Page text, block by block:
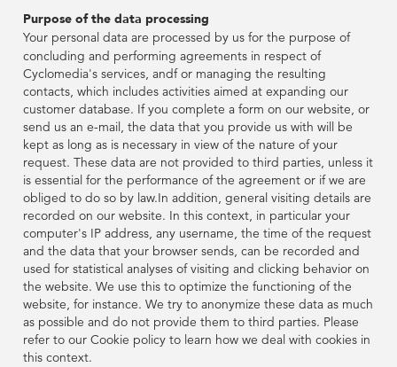
Actualités & Blog
Calendrier Des
Evénements
À Propos De
Nous
Carrières
Calendrier Des
Collectes
Partenaires
Développement
Durable
Connexion
Demander une
démo
Publique
Assurance
Infrastructures
Services Publics &
Energie
Télécommunications
Chaussées Et
Surfaces
Smart City
Évaluation
Fiscale
Sécurité Des
Sécurité Des
Routes
Données
Collectées
Actifs
Street Smart
Intégrations &
API
Purpose of the data processing
Your personal data are processed by us for the purpose of
concluding and performing agreements in respect of
Cyclomedia's services, andf or managing the resulting
contacts, which includes activities aimed at expanding our
customer database. If you complete a form on our website, or
send us an e-mail, the data that you provide us with will be
kept as long as is necessary in view of the nature of your
request. These data are not provided to third parties, unless it
is essential for the performance of the agreement or if we are
obliged to do so by law.In addition, general visiting details are
recorded on our website. In this context, in particular your
computer's IP address, any username, the time of the request
and the data that your browser sends, can be recorded and
used for statistical analyses of visiting and clicking behavior on
the website. We use this to optimize the functioning of the
website, for instance. We try to anonymize these data as much
as possible and do not provide them to third parties. Please
refer to our Cookie policy to learn how we deal with cookies in
this context.
Webinaires &
Vidéos
Actualités & Blog
Calendrier Des
Evénements
informations de
notre entreprise
À Propos De
Nous
Carrières
Calendrier Des
Collectes
Partenaires
PL
Connexion
Demander une
démo
Ingénierie
Administration
Publique
Assurance
Infrastructures
Services Publics &
Energie
Télécommunications
Gestion D'actifs
Chaussées Et
Surfaces
Smart City
Évaluation
Fiscale
Sécurité Des
Piétons
Sécurité Des
Routes
Données
Collectées
Actifs
Street Smart
Intégrations &
API
Webinaires &
Vidéos
Actualités & Blog
Calendrier Des
Evénements
informations de
notre entreprise
À Propos De
Nous
Carrières
Calendrier Des
Collectes
Partenaires
PL
Connexion
Demander une
démo
Ingénierie
Administration
Publique
Assurance
Infrastructures
Services Publics &
Energie
Télécommunications
Gestion D'actifs
Chaussées Et
Surfaces
Smart City
Évaluation
Fiscale
Sécurité Des
Piétons
Sécurité Des
Routes
Données
Collectées
Actifs
Street Smart
Intégrations &
API